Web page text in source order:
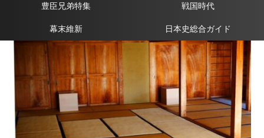
豊臣兄弟特集 戦国時代
幕末維新 日本史総合ガイド